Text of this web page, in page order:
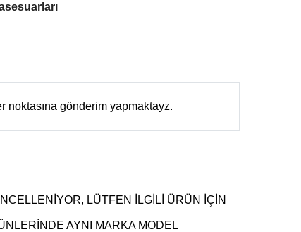
noktasına gönderim yapmaktayz.
LÜTFEN İLGİLİ ÜRÜN İÇİN
AYNI MARKA MODEL